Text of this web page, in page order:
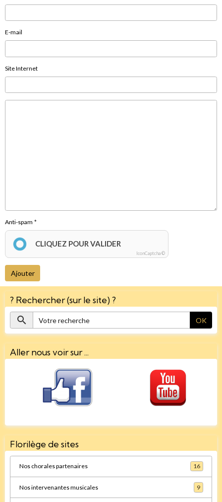
E-mail
Site Internet
Anti-spam
CLIQUEZ POUR VALIDER
IconCaptcha ©
Ajouter
? Rechercher (sur le site) ?
OK
Aller nous voir sur ...
Florilège de sites
Nos chorales partenaires 16
Nos intervenantes musicales 9